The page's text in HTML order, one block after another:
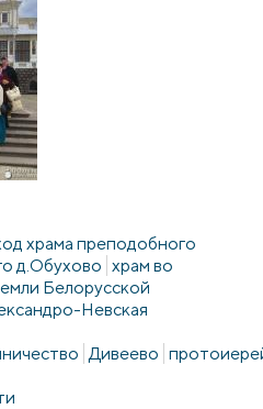
храма преподобного
д.Обухово храм во
Белорусской
Невская
Дивеево